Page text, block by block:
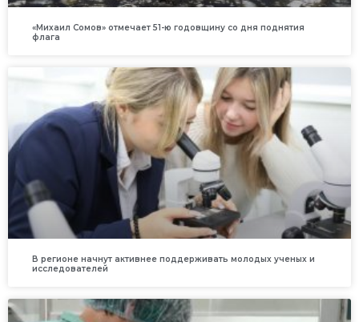
«Михаил Сомов» отмечает 51-ю годовщину со дня поднятия
флага
В регионе начнут активнее поддерживать молодых ученых и
исследователей